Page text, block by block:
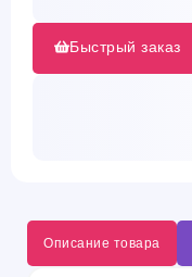
Быстрый заказ
Описание товара